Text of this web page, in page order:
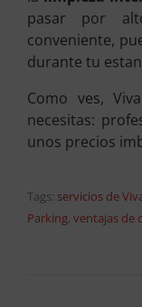
pasar por
conveniente,
durante tu
Como ves,
necesitas:
unos precios
Tags: servicios de
Parking, ventajas de